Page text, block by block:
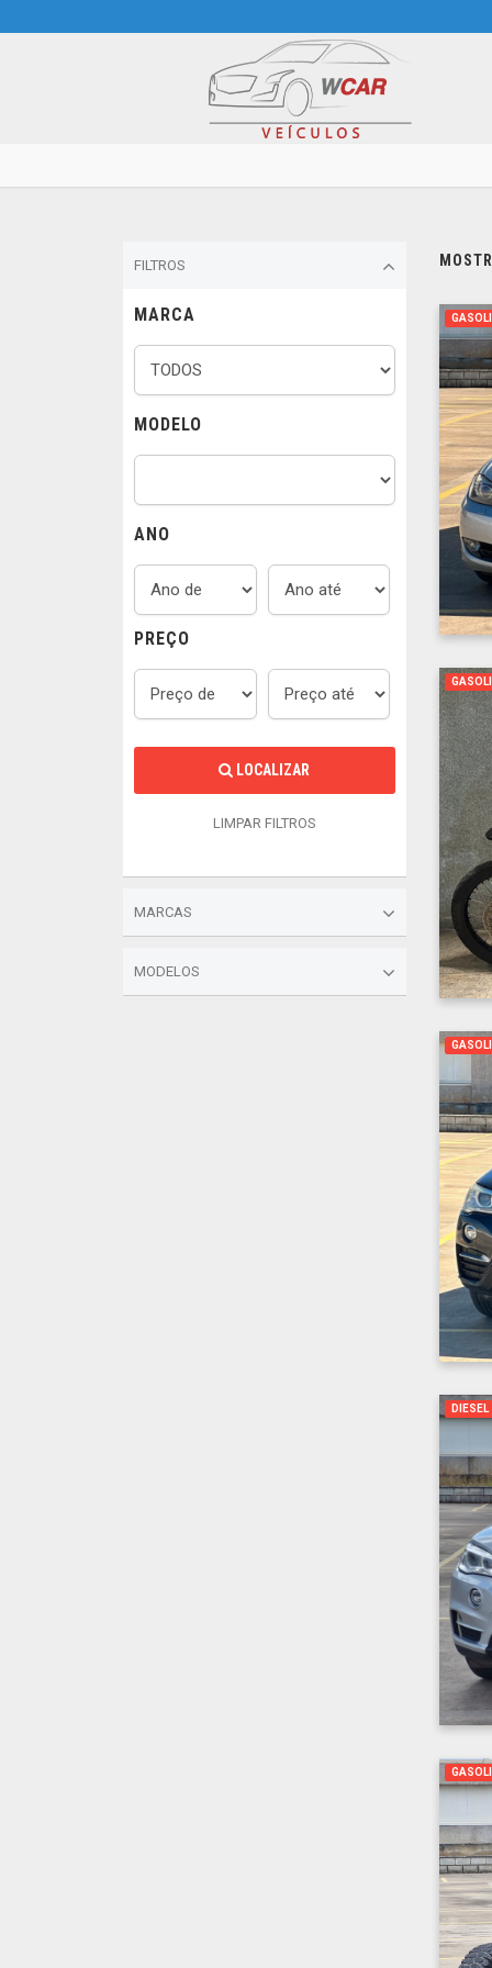
FILTROS
MARCA
MODELO
ANO
PREÇO
LOCALIZAR
LIMPAR FILTROS
MARCAS
MODELOS
DIESEL